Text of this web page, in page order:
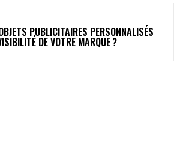
PUBLICITAIRES PERSONNALISÉS
DE VOTRE MARQUE ?